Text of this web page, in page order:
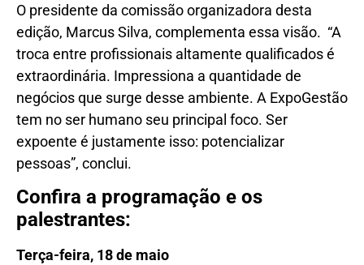
O presidente da comissão organizadora desta
edição, Marcus Silva, complementa essa visão. “A
troca entre profissionais altamente qualificados é
extraordinária. Impressiona a quantidade de
negócios que surge desse ambiente. A ExpoGestão
tem no ser humano seu principal foco. Ser
expoente é justamente isso: potencializar
pessoas”, conclui.
Confira a programação e os
palestrantes:
Terça-feira, 18 de maio